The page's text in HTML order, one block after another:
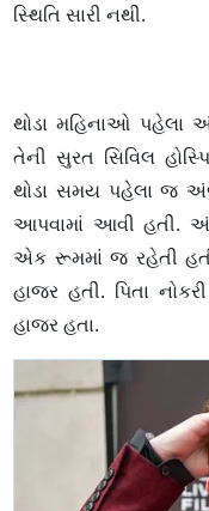
સ્થિતિ સારી નથી.
થોડા મહિનાઓ પહેલા
તેની સુરત સિવિલ
થોડા સમય પહેલા જ
આપવામાં આવી હતી.
એક રૂમમાં જ રહેતી
હાજર હતી. પિતા
હાજર હતા.